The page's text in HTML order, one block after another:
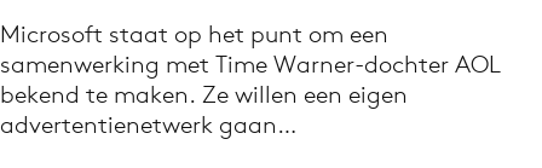
Volg het laatste nieuws via de Adformatie
Nieuws app
Microsoft staat op het punt om een
samenwerking met Time Warner-dochter AOL
bekend te maken. Ze willen een eigen
advertentienetwerk gaan…